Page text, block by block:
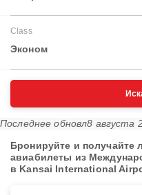
Class
Эконом
Последнее обновл8 августа
Бронируйте и получайте
авиабилеты из
в Kansai International